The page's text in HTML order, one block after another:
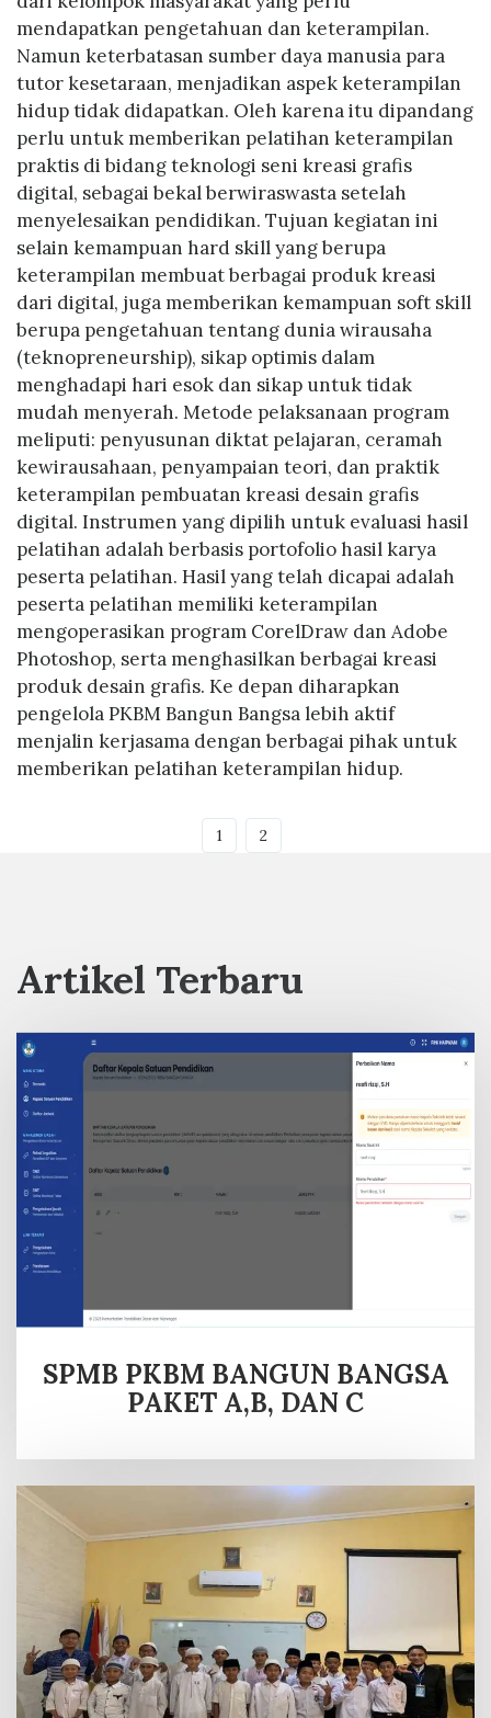
mendapatkan pengetahuan dan keterampilan.
Namun keterbatasan sumber daya manusia para
tutor kesetaraan, menjadikan aspek keterampilan
hidup tidak didapatkan. Oleh karena itu dipandang
perlu untuk memberikan pelatihan keterampilan
praktis di bidang teknologi seni kreasi grafis
digital, sebagai bekal berwiraswasta setelah
menyelesaikan pendidikan. Tujuan kegiatan ini
selain kemampuan hard skill yang berupa
keterampilan membuat berbagai produk kreasi
dari digital, juga memberikan kemampuan soft skill
berupa pengetahuan tentang dunia wirausaha
(teknopreneurship), sikap optimis dalam
menghadapi hari esok dan sikap untuk tidak
mudah menyerah. Metode pelaksanaan program
meliputi: penyusunan diktat pelajaran, ceramah
kewirausahaan, penyampaian teori, dan praktik
keterampilan pembuatan kreasi desain grafis
digital. Instrumen yang dipilih untuk evaluasi hasil
pelatihan adalah berbasis portofolio hasil karya
peserta pelatihan. Hasil yang telah dicapai adalah
peserta pelatihan memiliki keterampilan
mengoperasikan program CorelDraw dan Adobe
Photoshop, serta menghasilkan berbagai kreasi
produk desain grafis. Ke depan diharapkan
pengelola PKBM Bangun Bangsa lebih aktif
menjalin kerjasama dengan berbagai pihak untuk
memberikan pelatihan keterampilan hidup.
1 2
Artikel Terbaru
SPMB PKBM BANGUN BANGSA
PAKET A,B, DAN C